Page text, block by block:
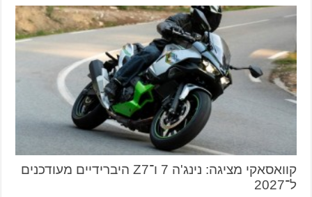
קוואסאקי מציגה: נינג'ה 7 ו־Z7 היברידיים מעודכנים
ל־2027